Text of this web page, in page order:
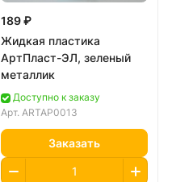
189 ₽
Жидкая пластика
АртПласт-ЭЛ, зеленый
металлик
Доступно к заказу
Арт. ARTAP0013
Заказать